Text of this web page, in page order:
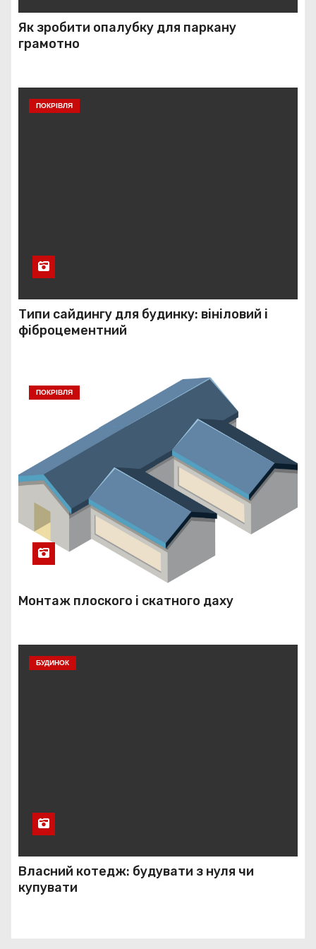
Як зробити опалубку для паркану
грамотно
ПОКРІВЛЯ
Типи сайдингу для будинку: вініловий і
фіброцементний
ПОКРІВЛЯ
Монтаж плоского і скатного даху
БУДИНОК
Власний котедж: будувати з нуля чи
купувати